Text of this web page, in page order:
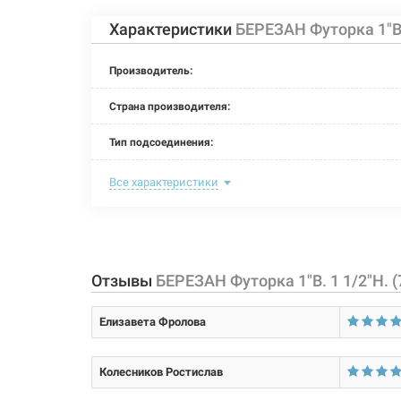
Артикул: БЕРЕЗАН
Артикул:
100038
Артикул:
100039 БЕРЕЗАН
Характеристики БЕРЕЗАН Футорка
Производитель:
Страна производителя:
Тип подсоединения:
Номинальное давление:
Материал корпуса:
Размер:
Тип резьбы:
Все характеристики
Отзывы БЕРЕЗАН Футорка 1"В. 1 1/2"Н.
Елизавета Фролова
Колесников Ростислав